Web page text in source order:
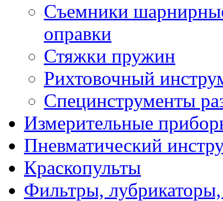
Съемники
оправки
Стяжки пружин
Рихтовочный
Специнструменты
Измерительные
Пневматический
Краскопульты
Фильтры,